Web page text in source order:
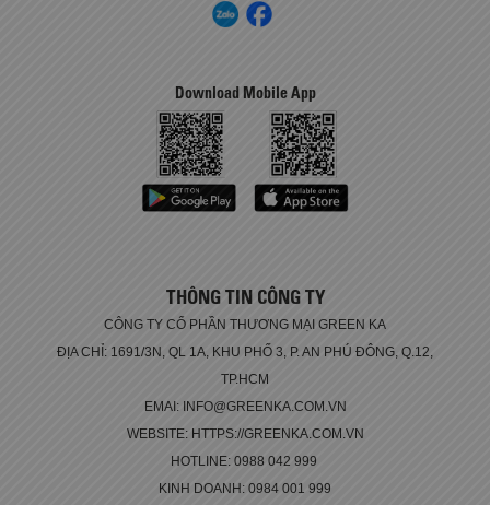
Download Mobile App
THÔNG TIN CÔNG TY
CÔNG TY CỔ PHẦN THƯƠNG MẠI GREEN KA
ĐỊA CHỈ: 1691/3N, QL 1A, KHU PHỐ 3, P. AN PHÚ ĐÔNG, Q.12,
TP.HCM
EMAI: INFO@GREENKA.COM.VN
WEBSITE: HTTPS://GREENKA.COM.VN
HOTLINE: 0988 042 999
KINH DOANH: 0984 001 999